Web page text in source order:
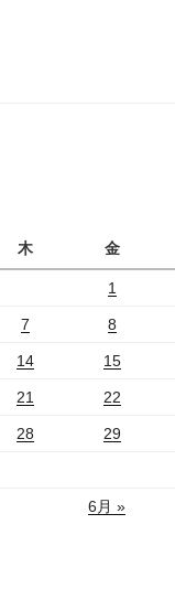
木 金
1
7 8
14 15
21 22
28 29
6月 »